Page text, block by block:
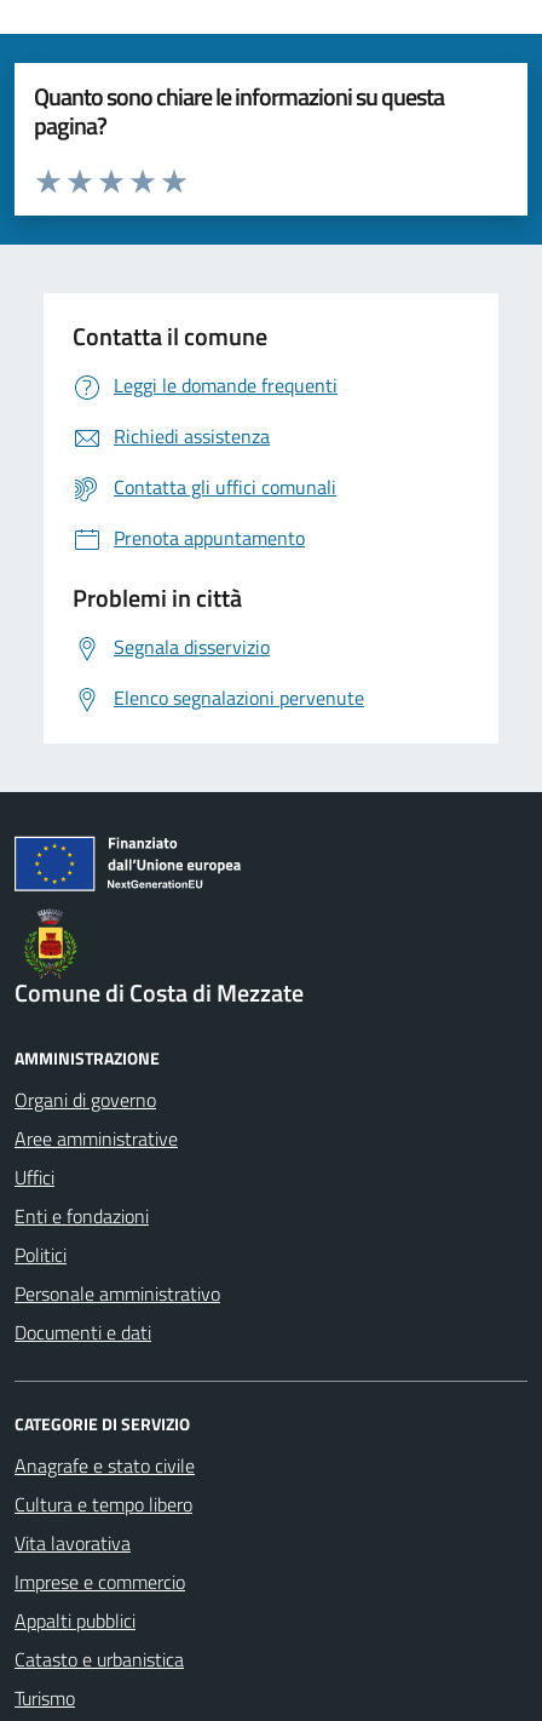
Quanto sono chiare le informazioni su questa
pagina?
Valuta da 1 a 5 stelle la pagina
Valuta 5 stelle su 5
Valuta 4 stelle su 5
Valuta 3 stelle su 5
Valuta 2 stelle su 5
Valuta 1 stelle su 5
Contatta il comune
Leggi le domande frequenti
Richiedi assistenza
Contatta gli uffici comunali
Prenota appuntamento
Problemi in città
Segnala disservizio
Elenco segnalazioni pervenute
Comune di Costa di Mezzate
AMMINISTRAZIONE
Organi di governo
Aree amministrative
Uffici
Enti e fondazioni
Politici
Personale amministrativo
Documenti e dati
CATEGORIE DI SERVIZIO
Anagrafe e stato civile
Cultura e tempo libero
Vita lavorativa
Imprese e commercio
Appalti pubblici
Catasto e urbanistica
Turismo